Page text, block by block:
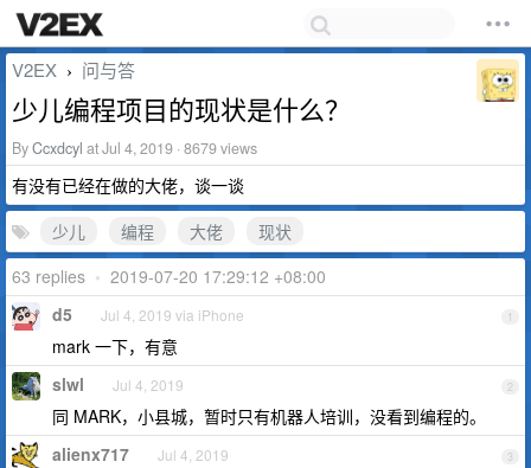
V2EX › 问与答
少儿编程项目的现状是什么？
ByCcxdcyl at Jul 4, 2019 · 8679 views
有没有已经在做的大佬，谈一谈
少儿
编程 大佬
现状
63 replies • 2019-07-20 17:29:12 +08:00
1
d5 Jul 4, 2019 via iPhone
mark 一下，有意
2
slwl Jul 4, 2019
同 MARK，小县城，暂时只有机器人培训，没看到编程的。
3
alienx717 Jul 4, 2019